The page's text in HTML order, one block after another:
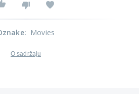
: Movies
O sadržaju